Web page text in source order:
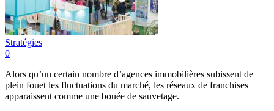
Stratégies
0
Alors qu’un certain nombre d’agences immobilières subissent de
plein fouet les fluctuations du marché, les réseaux de franchises
apparaissent comme une bouée de sauvetage.